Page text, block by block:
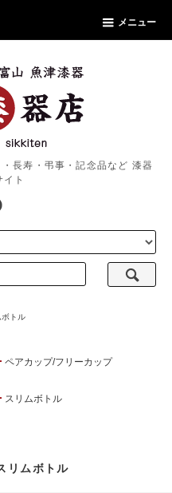
メニュー
長寿・弔事・記念品など 漆器
ト
トル
ペアカップ/フリーカップ
スリムボトル
リムボトル